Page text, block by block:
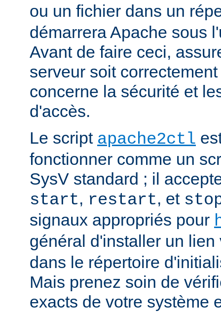
ou un fichier dans un
démarrera Apache sous
Avant de faire ceci,
serveur soit
concerne la sécurité et
d'accès.
Le script apache2ctl
fonctionner comme un
SysV standard ; il
start, restart, et
signaux appropriés pour
général d'installer un
dans le répertoire
Mais prenez soin de
exacts de votre système